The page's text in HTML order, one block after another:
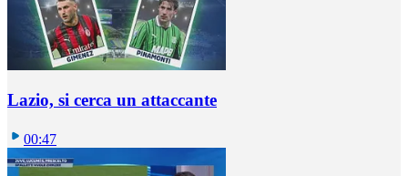
Lazio, si cerca un attaccante
00:47